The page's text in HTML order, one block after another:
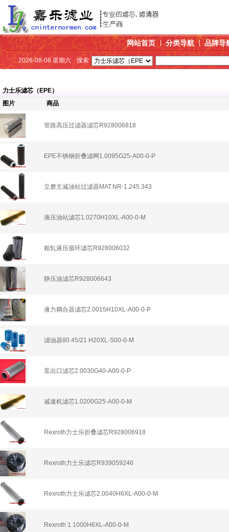
网站首页 分类导航 品牌导
2026-08-08 星期六 搜索
力士乐滤芯（EPE）
图片
商品
管路高压过滤器滤芯R928006818
EPE不锈钢折叠滤网1.0095G25-A00-0-P
立磨主减油站过滤器MAT.NR-1.245.343
液压油站滤芯1.0270H10XL-A00-0-M
粗轧液压循环滤芯R928006032
静压油滤芯R928006643
液力耦合器滤芯2.0015H10XL-A00-0-P
滤油器80.45/21 H20XL-S00-0-M
泵出口滤芯2.0030G40-A00-0-P
减速机滤芯1.0200G25-A00-0-M
Rexroth力士乐折叠滤芯R928006918
Rexroth力士乐滤芯R939059246
Rexroth力士乐滤芯2.0040H6XL-A00-0-M
Rexroth 1.1000H6XL-A00-0-M